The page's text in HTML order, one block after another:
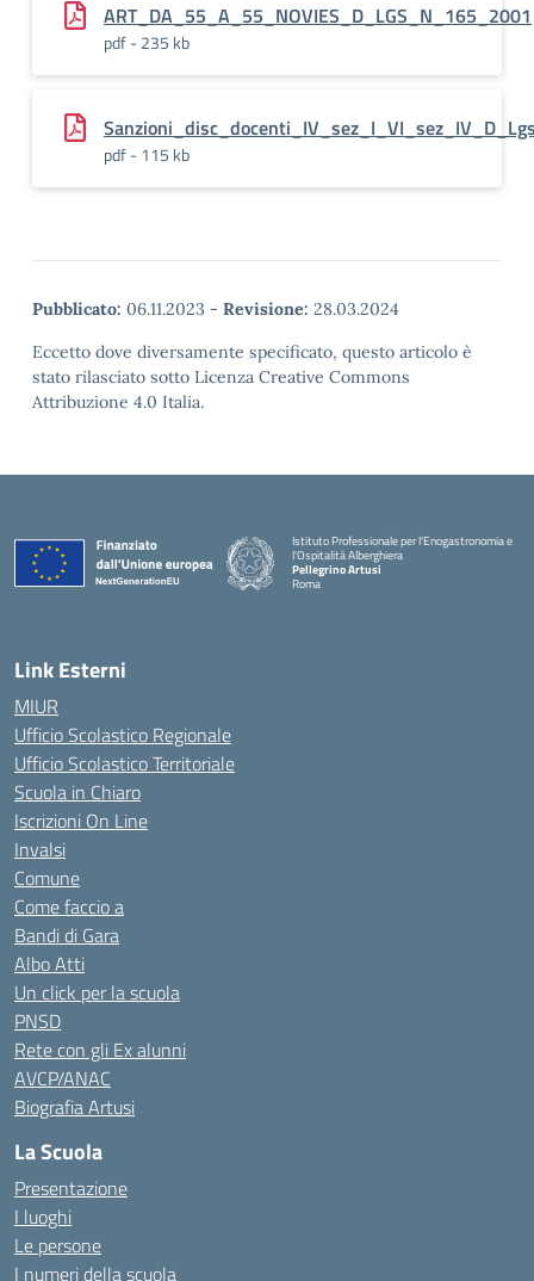
ART_DA_55_A_55_NOVIES_D_LGS_N_165_2001
pdf - 235 kb
pdf - 115 kb
Pubblicato: 06.11.2023 - Revisione: 28.03.2024
Eccetto dove diversamente specificato, questo articolo è
stato rilasciato sotto Licenza Creative Commons
Attribuzione 4.0 Italia.
Istituto Professionale per l'Enogastronomia e
l'Ospitalità Alberghiera
Pellegrino Artusi
Roma
Link Esterni
MIUR
Ufficio Scolastico Regionale
Ufficio Scolastico Territoriale
Scuola in Chiaro
Iscrizioni On Line
Invalsi
Comune
Come faccio a
Bandi di Gara
Albo Atti
Un click per la scuola
PNSD
Rete con gli Ex alunni
AVCP/ANAC
Biografia Artusi
La Scuola
Presentazione
I luoghi
Le persone
I numeri della scuola